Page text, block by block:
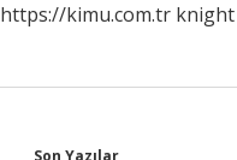
https://kimu.com.tr
Son Yazılar